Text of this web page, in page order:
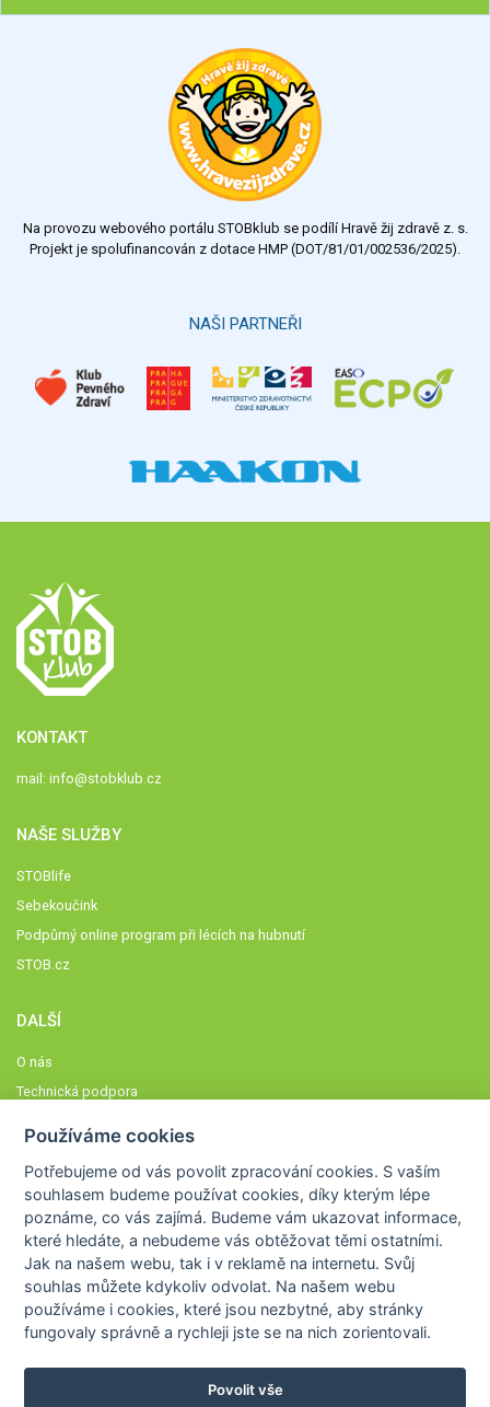
Chcete poradit s hubnutím? Najděte si odborníka STOBu ve
Výsledky Všechny ankety
Na provozu webového portálu STOBklub se podílí Hravě žij zdravě z. s.
Projekt je spolufinancován z dotace HMP (DOT/81/01/002536/2025).
NAŠI PARTNEŘI
KONTAKT
mail: info@stobklub.cz
NAŠE SLUŽBY
STOBlife
Sebekoučink
Podpůrný online program při lécích na hubnutí
STOB.cz
DALŠÍ
O nás
Technická podpora
Členové STOBklubu
Zásady nakládání s osobními údaji
Otestujte se
Spočítejte si
Výzva 52
Používáme cookies
Potřebujeme od vás povolit zpracování cookies. S vaším
souhlasem budeme používat cookies, díky kterým lépe
poznáme,co vás zajímá. Budeme vám ukazovat informace,
které hledáte, a nebudeme vás obtěžovat těmi ostatními.
Jak na našem webu, tak i v reklamě na internetu. Svůj
souhlas můžete kdykoliv odvolat. Na našem webu
používáme i cookies, které jsou nezbytné, aby stránky
fungovaly správně a rychleji jste se na nich zorientovali.
Povolit vše